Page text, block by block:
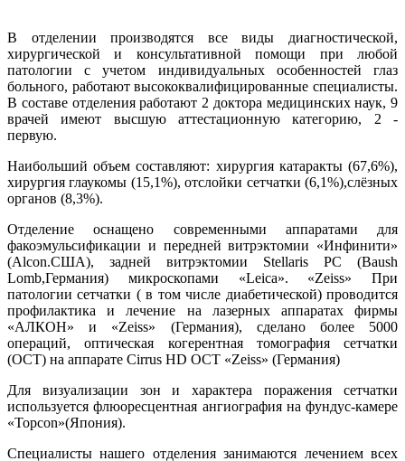
В отделении производятся все виды диагностической,
хирургической и консультативной помощи при любой
патологии с учетом индивидуальных особенностей глаз
больного, работают высококвалифицированные специалисты.
В составе отделения работают 2 доктора медицинских наук, 9
врачей имеют высшую аттестационную категорию, 2 -
первую.
Наибольший объем составляют: хирургия катаракты (67,6%),
хирургия глаукомы (15,1%), отслойки сетчатки (6,1%),слёзных
органов (8,3%).
Отделение оснащено современными аппаратами для
факоэмульсификации и передней витрэктомии «Инфинити»
(Alcon.США), задней витрэктомии Stellaris PC (Baush
Lomb,Германия) микроскопами «Leica». «Zeiss» При
патологии сетчатки ( в том числе диабетической) проводится
профилактика и лечение на лазерных аппаратах фирмы
«АЛКОН» и «Zeiss» (Германия), сделано более 5000
операций, оптическая когерентная томография сетчатки
(ОСТ) на аппарате Cirrus HD OCT «Zeiss» (Германия)
Для визуализации зон и характера поражения сетчатки
используется флюоресцентная ангиография на фундус-камере
«Topcon»(Япония).
Специалисты нашего отделения занимаются лечением всех